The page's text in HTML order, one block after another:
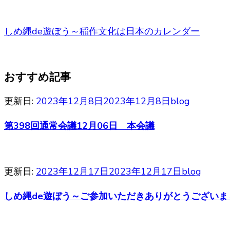
しめ縄de遊ぼう～稲作文化は日本のカレンダー
おすすめ記事
更新日: 2023年12月8日2023年12月8日blog
第398回通常会議12月06日 本会議
更新日: 2023年12月17日2023年12月17日blog
しめ縄de遊ぼう～ご参加いただきありがとうござい